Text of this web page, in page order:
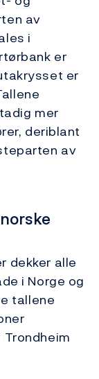
av
i
er
er
mer
deriblant
av
dekker alle
i Norge og
tallene